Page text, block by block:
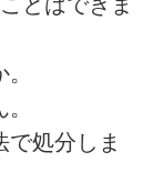
処分しま